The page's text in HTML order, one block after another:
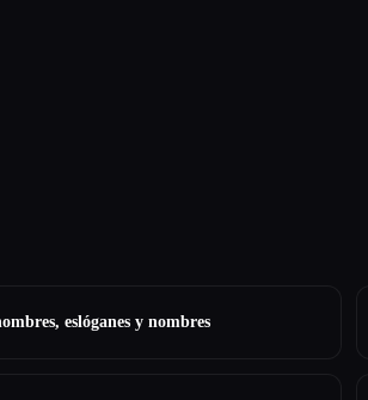
eslóganes y nombres